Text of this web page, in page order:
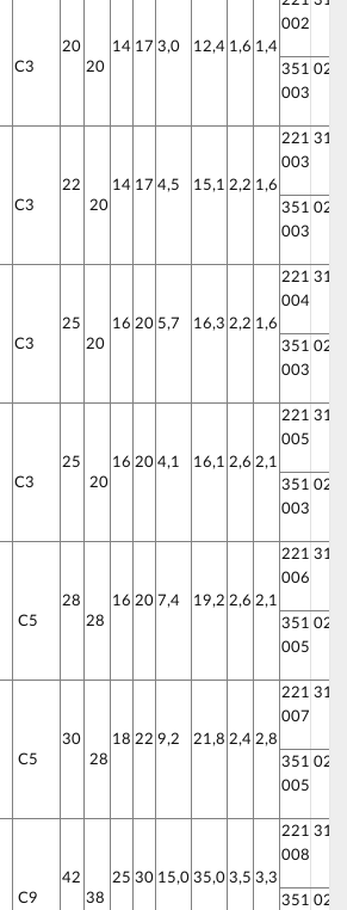
C3
20
20
14 17 3,0 12,4 1,6 1,4
002
351 020
003
C3
22
20
14 17 4,5 15,1 2,2 1,6
221 310
003
351 020
003
C3
25
20
16 20 5,7 16,3 2,2 1,6
221 310
004
351 020
003
C3
25
20
16 20 4,1 16,1 2,6 2,1
221 310
005
351 020
003
C5
28
28
16 20 7,4 19,2 2,6 2,1
221 310
006
351 020
005
C5
30
28
18 22 9,2 21,8 2,4 2,8
221 310
007
351 020
005
C9
42
38
25 30 15,0 35,0 3,5 3,3
221 310
008
351 020